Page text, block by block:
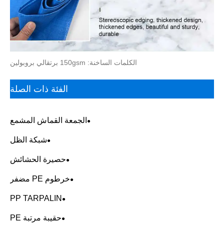
الكلمات الساخنة: 150gsm برتقالي بروبولين
الفئة ذات الصلة
الجمعة القماش المشمع
شبكة الظل
حصيرة الحشائش
خرطوم PE مضفر
PP TARPALIN
حقيبة مرتبة PE